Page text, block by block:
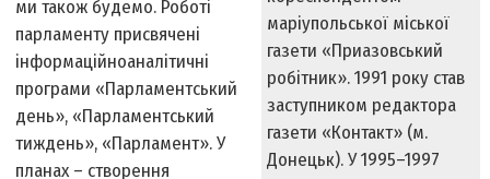
маріупольської міської
газети «При­азовський
робітник». 1991 року став
заступником редактора
газети «Контакт» (м.
Донецьк). У 1995–1997
ми також будемо. Роботі
парламенту присвячені
інформаційно­аналітичні
програми «Парламентський
день», «Парламентський
тиждень», «Парламент». У
планах – створення